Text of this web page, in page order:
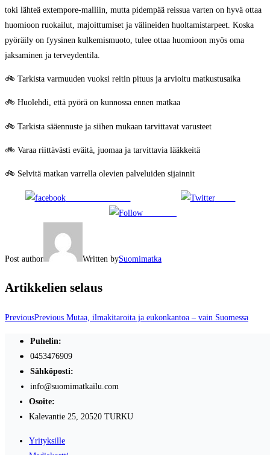
toki lähteä extempore-malliin, mutta pidempää reissua varten on hyvä ottaa
huomioon ruokailut, majoittumiset ja välineiden huoltamistarpeet. Koska
pyöräily on fyysinen kulkemismuoto, tulee ottaa huomioon myös oma
jaksaminen ja terveydentila.
🚲 Tarkista varmuuden vuoksi reitin pituus ja arvioitu matkustusaika
🚲 Huolehdi, että pyörä on kunnossa ennen matkaa
🚲 Tarkista sääennuste ja siihen mukaan tarvittavat varusteet
🚲 Varaa riittävästi eväitä, juomaa ja tarvittavia lääkkeitä
🚲 Selvitä matkan varrella olevien palveluiden sijainnit
Share on Facebook
Tweet
Post author Written bySuomimatka
Artikkelien selaus
PreviousPrevious Mutaa, ilmakitaroita ja eukonkantoa – vain Suomessa
Puhelin:
0453476909
Sähköposti:
info@suomimatkailu.com
Osoite:
Kalevantie 25, 20520 TURKU
Yrityksille